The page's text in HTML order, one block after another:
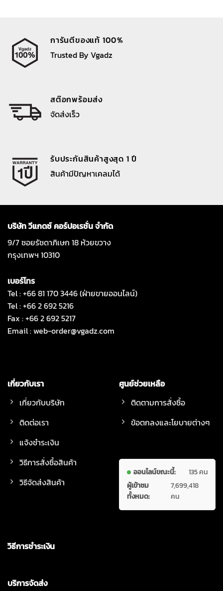
การันตีของแท้ 100%
Trusted By Vgadz
สต๊อกพร้อมส่ง
จัดส่งเร็ว
รับประกันสินค้าสูงสุด 1 ปี
สินค้ามีปัญหาเคลมได้
บริษัท วีแกดซ์ คอร์ปอเรชั่น จำกัด
9/7 ซอยรัชดาภิเษก 18 ห้วยขวาง
กรุงเทพฯ 10310
เบอร์โทร
Tel : +66 81 170 3446 (ฝ่ายขายออนไลน์)
Tel : +66 2 692 5216
Fax : +66 2 692 5217
Email :web-order@vgadz.com
เกี่ยวกับเรา
เกี่ยวกับบริษัท
ติดต่อเรา
แจ้งชำระเงิน
วิธีการสั่งซื้อสินค้า
วิธีจัดส่งสินค้า
ศูนย์ช่วยเหลือ
ติดตามการสั่งซื้อ
ข้อตกลงและโยบายต่างๆ
ออนไลน์ขณะนี้:
135 คน
ผู้เข้าชม
ทั้งหมด:
7,699,418
คน
วิธีการชำระเงิน
บริการจัดส่ง